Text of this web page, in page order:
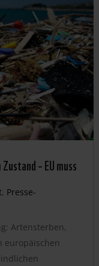
– EU muss
, Presse-
Artensterben,
europäischen